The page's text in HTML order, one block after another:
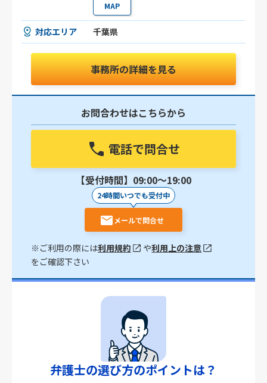
MAP
対応エリア 千葉県
事務所の詳細を見る
お問合わせはこちらから
電話で問合せ
【受付時間】09:00〜19:00
24時間いつでも受付中
メールで問合せ
※ご利用の際には利用規約 や利用上の注意
をご確認下さい
弁護士の選び方のポイントは？